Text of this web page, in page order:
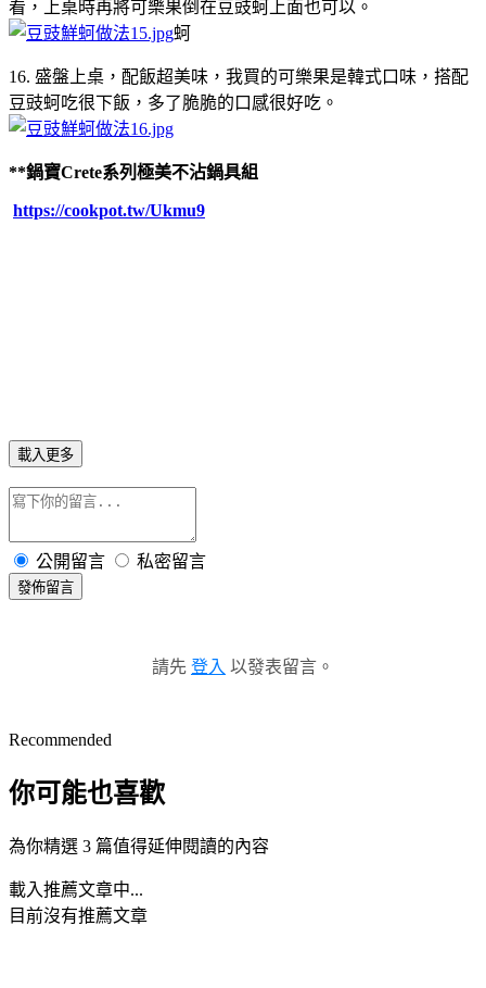
看，上桌時再將可樂果倒在豆豉蚵上面也可以。
蚵
16. 盛盤上桌，配飯超美味，我買的可樂果是韓式口味，搭配
豆豉蚵吃很下飯，多了脆脆的口感很好吃。
**鍋寶Crete系列極美不沾鍋具組
https://cookpot.tw/Ukmu9
載入更多
公開留言 私密留言
發佈留言
請先 登入 以發表留言。
Recommended
你可能也喜歡
為你精選 3 篇值得延伸閱讀的內容
載入推薦文章中...
目前沒有推薦文章